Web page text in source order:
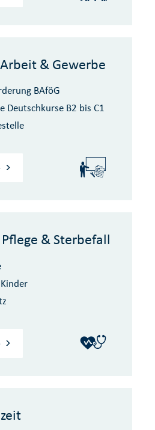
& Gewerbe
BAföG
Deutschkurse B2 bis C1
& Sterbefall